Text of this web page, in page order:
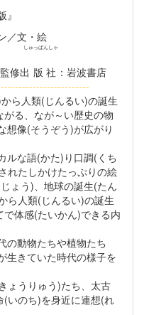
／文・絵
修出版社
しゅっぱんしゃ
：岩波書店
ら人類(じんるい)の誕生
る、なが～い歴史の物
想像(そうぞう)が広がり
ルな語(かた)り口調(くち
れたしかけたっぷりの絵
ょう)、地球の誕生(たん
ら人類(じんるい)の誕生
体感(たいかん)できる内
の動物たちや植物たち
生きていた時代の様子を
ょうりゅう)たち、太古
いのち)を身近に連想(れ